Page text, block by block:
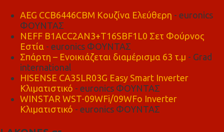
AEG CCB6446CBM Κουζίνα Ελεύθερη - euronics
ΦΟΥΝΤΑΣ
NEFF B1ACC2AN3+T16SBF1L0 Σετ Φούρνος
Εστία - euronics ΦΟΥΝΤΑΣ
Σπάρτη – Ενοικιάζεται διαμέρισμα 63 τ.μ - Grad
international
HISENSE CA35LR03G Easy Smart Inverter
Κλιματιστικό - euronics ΦΟΥΝΤΑΣ
WINSTAR WST-09WFi/09WFo Inverter
Κλιματιστικό - euronics ΦΟΥΝΤΑΣ